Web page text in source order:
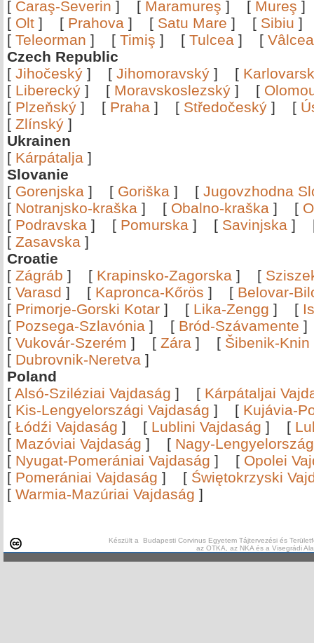
[ Caraş-Severin ] [ Maramureş ] [ Mureş
[ Olt ] [ Prahova ] [ Satu Mare ] [ Sibiu
[ Teleorman ] [ Timiş ] [ Tulcea ] [
Czech Republic
[ Jihočeský ] [ Jihomoravský ] [
[ Liberecký ] [ Moravskoslezský ] [
[ Plzeňský ] [ Praha ] [ Středočeský ] [
[ Zlínský ]
Ukrainen
[ Kárpátalja ]
Slovanie
[ Gorenjska ] [ Goriška ] [ Jugovzhodna
[ Notranjsko-kraška ] [ Obalno-kraška ] [
[ Podravska ] [ Pomurska ] [ Savinjska ]
[ Zasavska ]
Croatie
[ Zágráb ] [ Krapinsko-Zagorska ] [
[ Varasd ] [ Kapronca-Kőrös ] [ Belovar-
[ Primorje-Gorski Kotar ] [ Lika-Zengg ] [
[ Pozsega-Szlavónia ] [ Bród-Szávamente
[ Vukovár-Szerém ] [ Zára ] [ Šibenik-Knin
[ Dubrovnik-Neretva ]
Poland
[ Alsó-Sziléziai Vajdaság ] [ Kárpátaljai
[ Kis-Lengyelországi Vajdaság ] [ Kujávia-
[ Łódźi Vajdaság ] [ Lublini Vajdaság ] [
[ Mazóviai Vajdaság ] [ Nagy-
[ Nyugat-Pomerániai Vajdaság ] [ Opolei
[ Pomerániai Vajdaság ] [ Świętokrzyski
[ Warmia-Mazúriai Vajdaság ]
Készült a Budapesti Corvinus Egyetem Tájtervezési és
az OTKA, az NKA és a Visegrádi